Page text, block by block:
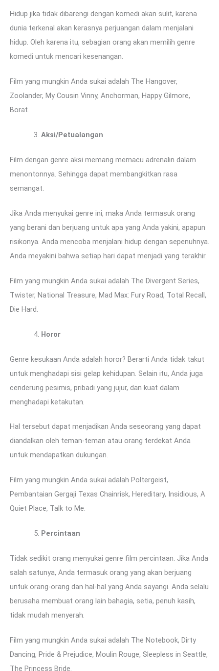
Hidup jika tidak dibarengi dengan komedi akan sulit, karena
dunia terkenal akan kerasnya perjuangan dalam menjalani
hidup. Oleh karena itu, sebagian orang akan memilih genre
komedi untuk mencari kesenangan.
Film yang mungkin Anda sukai adalah The Hangover,
Zoolander, My Cousin Vinny, Anchorman, Happy Gilmore,
Borat.
Aksi/Petualangan
Film dengan genre aksi memang memacu adrenalin dalam
menontonnya. Sehingga dapat membangkitkan rasa
semangat.
Jika Anda menyukai genre ini, maka Anda termasuk orang
yang berani dan berjuang untuk apa yang Anda yakini, apapun
risikonya. Anda mencoba menjalani hidup dengan sepenuhnya.
Anda meyakini bahwa setiap hari dapat menjadi yang terakhir.
Film yang mungkin Anda sukai adalah The Divergent Series,
Twister, National Treasure, Mad Max: Fury Road, Total Recall,
Die Hard.
Horor
Genre kesukaan Anda adalah horor? Berarti Anda tidak takut
untuk menghadapi sisi gelap kehidupan. Selain itu, Anda juga
cenderung pesimis, pribadi yang jujur, dan kuat dalam
menghadapi ketakutan.
Hal tersebut dapat menjadikan Anda seseorang yang dapat
diandalkan oleh teman-teman atau orang terdekat Anda
untuk mendapatkan dukungan.
Film yang mungkin Anda sukai adalah Poltergeist,
Pembantaian Gergaji Texas Chainrisk, Hereditary, Insidious, A
Quiet Place, Talk to Me.
Percintaan
Tidak sedikit orang menyukai genre film percintaan. Jika Anda
salah satunya, Anda termasuk orang yang akan berjuang
untuk orang-orang dan hal-hal yang Anda sayangi. Anda selalu
berusaha membuat orang lain bahagia, setia, penuh kasih,
tidak mudah menyerah.
Film yang mungkin Anda sukai adalah The Notebook, Dirty
Dancing, Pride & Prejudice, Moulin Rouge, Sleepless in Seattle,
The Princess Bride.